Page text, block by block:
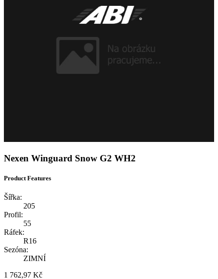
Nexen Winguard Snow G2 WH2
Product Features
Šířka:
205
Profil:
55
Ráfek:
R16
Sezóna:
ZIMNÍ
1 762,97 Kč